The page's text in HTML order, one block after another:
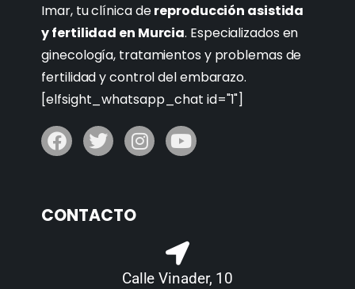
Imar, tu clínica dereproducción asistida
y fertilidad en Murcia. Especializados en
ginecología, tratamientos y problemas de
fertilidad y control del embarazo.
[elfsight_whatsapp_chat id="1"]
CONTACTO
Calle Vinader, 10